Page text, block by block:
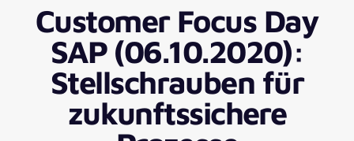
Customer Focus Day
SAP (06.10.2020):
Stellschrauben für
zukunftssichere